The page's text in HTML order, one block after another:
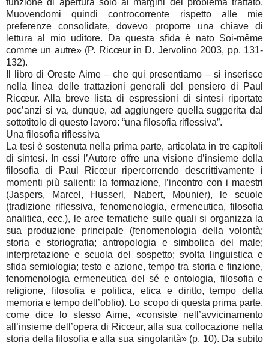
funzione di apertura solo ai margini del problema trattato.
Muovendomi quindi controcorrente rispetto alle mie
preferenze consolidate, dovevo proporre una chiave di
lettura al mio uditore. Da questa sfida è nato Soi-même
comme un autre» (P. Ricœur in D. Jervolino 2003, pp. 131-
132).
Il libro di Oreste Aime – che qui presentiamo – si inserisce
nella linea delle trattazioni generali del pensiero di Paul
Ricœur. Alla breve lista di espressioni di sintesi riportate
poc’anzi si va, dunque, ad aggiungere quella suggerita dal
sottotitolo di questo lavoro: “una filosofia riflessiva”.
Una filosofia riflessiva
La tesi è sostenuta nella prima parte, articolata in tre capitoli
di sintesi. In essi l’Autore offre una visione d’insieme della
filosofia di Paul Ricœur ripercorrendo descrittivamente i
momenti più salienti: la formazione, l’incontro con i maestri
(Jaspers, Marcel, Husserl, Nabert, Mounier), le scuole
(tradizione riflessiva, fenomenologia, ermeneutica, filosofia
analitica, ecc.), le aree tematiche sulle quali si organizza la
sua produzione principale (fenomenologia della volontà;
storia e storiografia; antropologia e simbolica del male;
interpretazione e scuola del sospetto; svolta linguistica e
sfida semiologia; testo e azione, tempo tra storia e finzione,
fenomenologia ermeneutica del sé e ontologia, filosofia e
religione, filosofia e politica, etica e diritto, tempo della
memoria e tempo dell’oblio). Lo scopo di questa prima parte,
come dice lo stesso Aime, «consiste nell’avvicinamento
all’insieme dell’opera di Ricœur, alla sua collocazione nella
storia della filosofia e alla sua singolarità» (p. 10). Da subito